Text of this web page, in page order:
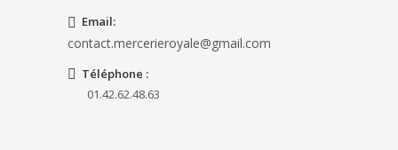
Email:
contact.mercerieroyale@gmail.com
Téléphone :
01.42.62.48.63